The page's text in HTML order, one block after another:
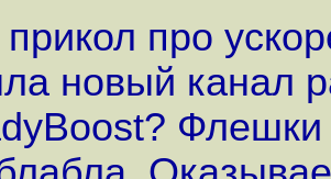
прикол про
новый канал